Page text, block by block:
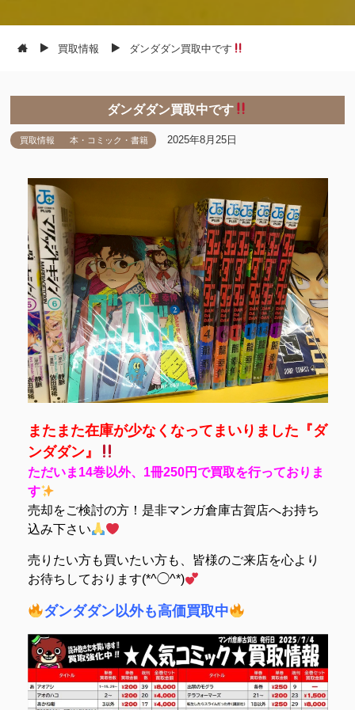
買取情報 ダンダダン買取中です
ダンダダン買取中です
買取情報 本・コミック・書籍 2025年8月25日
またまた在庫が少なくなってまいりました『ダ
ンダダン』
ただいま14巻以外、1冊250円で買取を行っておりま
す
売却をご検討の方！是非マンガ倉庫古賀店へお持ち
込み下さい
売りたい方も買いたい方も、皆様のご来店を心より
お待ちしております(*^◯^*)
ダンダダン以外も高価買取中